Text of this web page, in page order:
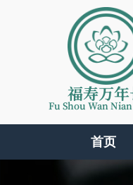
福寿万年
Fu Shou Wan
首页